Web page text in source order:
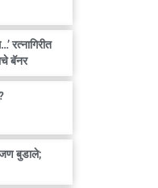
रत्नागिरीत
बॅनर
बुडाले;